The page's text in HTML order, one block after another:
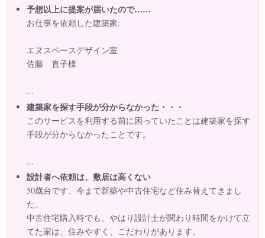
予想以上に提案が届いたので……
お仕事を依頼した建築家:
エヌスペースデザイン室
佐藤 直子様
...
建築家を探す手段が分からなかった・・・
このサービスを利用する前に困っていたことは建築家を探す
手段が分からなかったことです。
...
設計者へ依頼は、敷居は高くない
50歳台です、今まで新築や中古住宅など住み替えてきまし
た。
中古住宅購入時でも、やはり設計士が関わり時間をかけて立
てた家は、住みやすく、こだわりがあります。